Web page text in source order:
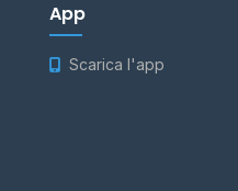
App
Scarica l'app